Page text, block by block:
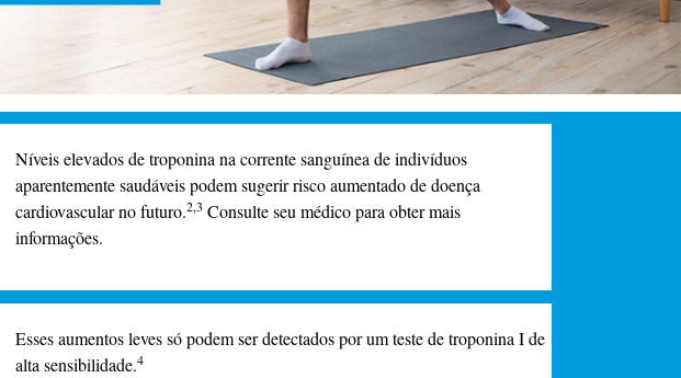
Níveis elevados de troponina na corrente sanguínea de indivíduos
aparentemente saudáveis podem sugerir risco aumentado de doença
cardiovascular no futuro.2,3 Consulte seu médico para obter mais
informações.
Esses aumentos leves só podem ser detectados por um teste de troponina I de
alta sensibilidade.4